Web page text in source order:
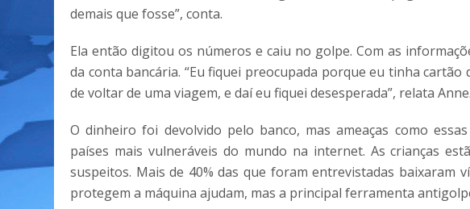
demais que fosse”, conta.
Ela então digitou os números e caiu no golpe. Com as
da conta bancária. “Eu fiquei preocupada porque eu tinha
de voltar de uma viagem, e daí eu fiquei desesperada”, relata Anne.
O dinheiro foi devolvido pelo banco, mas ameaças como
países mais vulneráveis do mundo na internet. As crianças
suspeitos. Mais de 40% das que foram entrevistadas baixaram
protegem a máquina ajudam, mas a principal ferramenta